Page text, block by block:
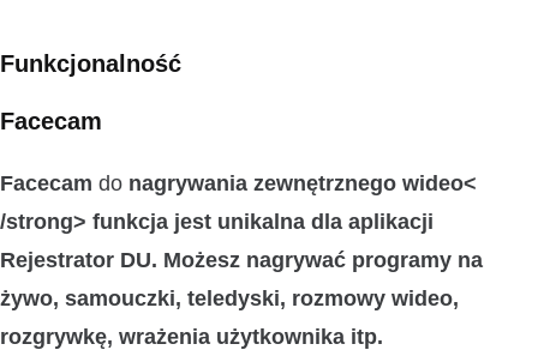
Funkcjonalność
Facecam
Facecam do nagrywania zewnętrznego wideo<
/strong> funkcja jest unikalna dla aplikacji
Rejestrator DU. Możesz nagrywać programy na
żywo, samouczki, teledyski, rozmowy wideo,
rozgrywkę, wrażenia użytkownika itp.